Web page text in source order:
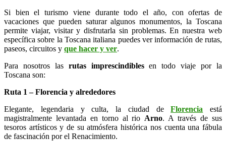
Si bien el turismo viene durante todo el año, con ofertas de
vacaciones que pueden saturar algunos monumentos, la Toscana
permite viajar, visitar y disfrutarla sin problemas. En nuestra web
específica sobre la Toscana italiana puedes ver información de rutas,
paseos, circuitos y que hacer y ver.
Para nosotros las rutas imprescindiblesen todo viaje por la
Toscana son:
Ruta 1 – Florencia y alrededores
Elegante, legendaria y culta, la ciudad deFlorencia está
magistralmente levantada en torno al rio Arno. A través de sus
tesoros artísticos y de su atmósfera histórica nos cuenta una fábula
de fascinación por el Renacimiento.